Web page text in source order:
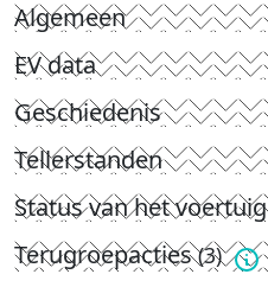
Algemeen
EV data
Geschiedenis
Tellerstanden
Status van het voertuig
Terugroepacties(3)